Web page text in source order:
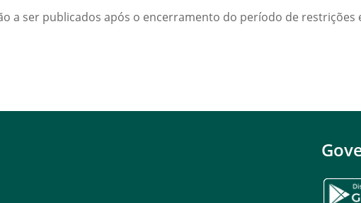
a ser publicados após o encerramento do período de restrições